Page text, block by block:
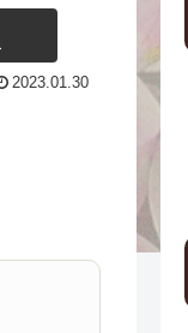
2023.01.30